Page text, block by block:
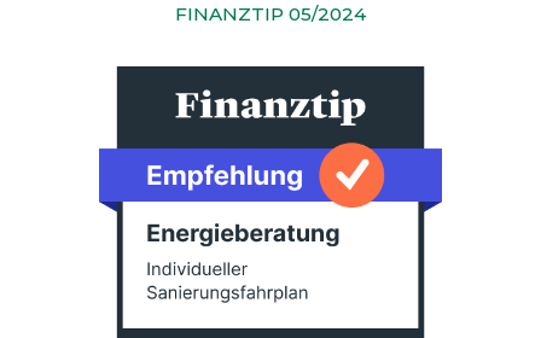
FINANZTIP 05/2024